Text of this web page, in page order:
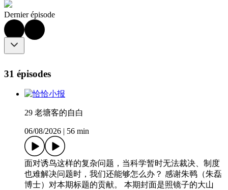
Dernier épisode
31 épisodes
29 老塘客的自白
06/08/2026 56 min
面对诱鸟这样的复杂问题，当科学暂时无法裁决、制度
也难解决问题时，我们还能够怎么办？ 感谢朱䴓（朱磊
博士）对本期标题的贡献。 本期封面是照镜子的大山